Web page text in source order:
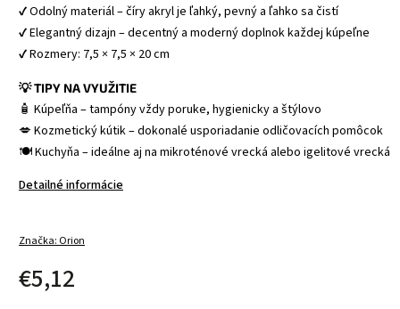
✔ Odolný materiál – číry akryl je ľahký, pevný a ľahko sa čistí
✔ Elegantný dizajn – decentný a moderný doplnok každej kúpeľne
✔ Rozmery: 7,5 × 7,5 × 20 cm
💡 TIPY NA VYUŽITIE
🧴 Kúpeľňa – tampóny vždy poruke, hygienicky a štýlovo
💋 Kozmetický kútik – dokonalé usporiadanie odličovacích pomôcok
🍽️ Kuchyňa – ideálne aj na mikroténové vrecká alebo igelitové vrecká
Detailné informácie
Značka: Orion
€5,12